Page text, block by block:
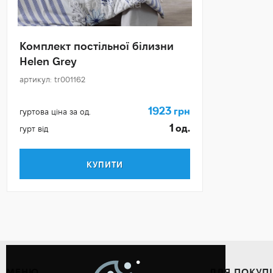
Комплект постільної білизни
Helen Grey
артикул: tr001162
гуртова ціна за од. 1923 грн
гурт від 1 од.
КУПИТИ